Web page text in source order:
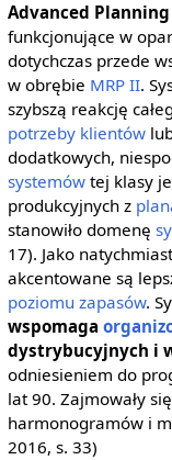
Advanced
funkcjonujące w
dotychczas przede
w obrębie MRP II.
szybszą reakcję
potrzeby klientów
dodatkowych,
systemówtej klasy
produkcyjnych z
stanowiło domenę
17). Jako
akcentowane są
poziomu zapasów.
wspomaga
dystrybucyjnych i
odniesieniem do
lat 90. Zajmowały
harmonogramów i
2016, s. 33)